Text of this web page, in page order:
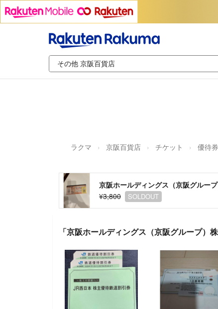
ラクマ 京阪百貨店 チケット 優待
京阪ホールディングス（京阪グルー
¥3,800
SOLDOUT
「京阪ホールディングス（京阪グループ）